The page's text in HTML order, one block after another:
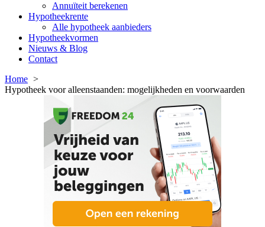
Annuïteit berekenen
Hypotheekrente
Alle hypotheek aanbieders
Hypotheekvormen
Nieuws & Blog
Contact
Home
Hypotheek voor alleenstaanden: mogelijkheden en voorwaarden